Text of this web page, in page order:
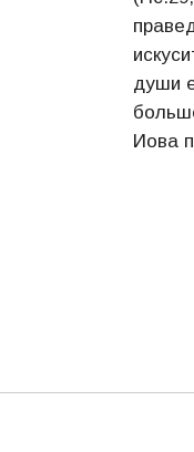
души
Иова